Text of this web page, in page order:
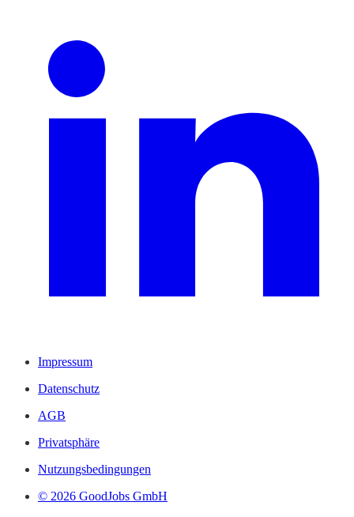
Impressum
Datenschutz
AGB
Privatsphäre
Nutzungsbedingungen
© 2026 GoodJobs GmbH